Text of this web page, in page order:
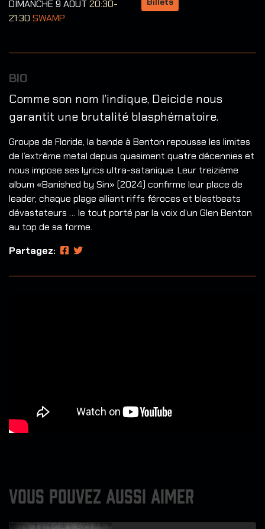
DIMANCHE 9 AOÛT 20:30-
21:30 SWAMP
BIO
Comme son nom l’indique, Deicide nous
garantit une brutalité blasphématoire.
Groupe de Floride, la bande à Benton repousse les limites
de l’extrême metal depuis quasiment quatre décennies et
nous impose ses lyrics ultra-satanique. Leur treizième
album «Banished by Sin» (2024) confirme leur place de
leader, chaque plage alliant riffs féroces et blastbeats
dévastateurs … le tout porté par la voix d’un Glen Benton
au top de sa forme.
Partagez:
VOUS POUVEZ AUSSI AIMER